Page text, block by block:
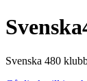
Svenska 480